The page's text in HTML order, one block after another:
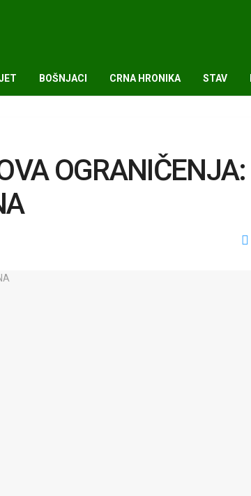
BOŠNJACI CRNA HRONIKA STAV
OGRANIČENJA: